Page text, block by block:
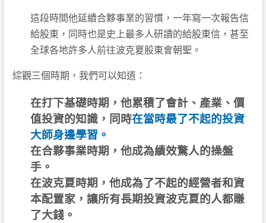
這段時間他延續合夥事業的習慣，一年寫一次報告信
給股東，同時也是史上最多人研讀的給股東信，甚至
全球各地許多人前往波克夏股東會朝聖。
綜觀三個時期，我們可以知道：
在打下基礎時期，他累積了會計、產業、價
值投資的知識，同時在當時最了不起的投資
大師身邊學習。
在合夥事業時期，他成為績效驚人的操盤
手。
在波克夏時期，他成為了不起的經營者和資
本配置家，讓所有長期投資波克夏的人都賺
了大錢。